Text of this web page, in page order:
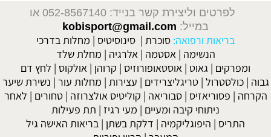
וליצירת קשר בנייד: 052-8567140
או
במייל:kobisport@gmail.com
בריאות ורפואה: סוכרת|סינוסיטיס|מחלות בדרכי
הנשימה|אסטמה |אלרגיה |מחלת שלד
|גאוט| אוסטאופורוזיס|קרוהן| אולקוס |לחץ דם
|טריגליצרידים|עצירות |מחלות עור|נשירת שיער
|פסוריאזיס|סבוריאה|קוליטיס אולצרוזה|טחורים |לאחר
ניתוחי קיבה ומעיים| מעי רגיז |תת פעילות
|היפוגליקמיה|דלקת בשתן| בריאות האישה גיל